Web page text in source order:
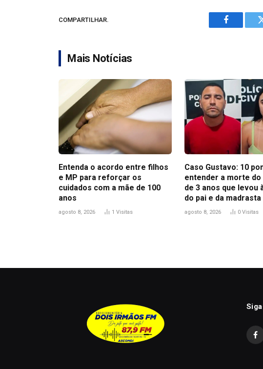
COMPARTILHAR.
Facebook
Mais Notícias
Entenda o acordo entre filhos
e MP para reforçar os
cuidados com a mãe de 100
anos
agosto 8, 2026 1 Visitas
Caso Gustavo: 10
entender a morte do
de 3 anos que levou
do pai e da madrasta
agosto 8, 2026 0 Visitas